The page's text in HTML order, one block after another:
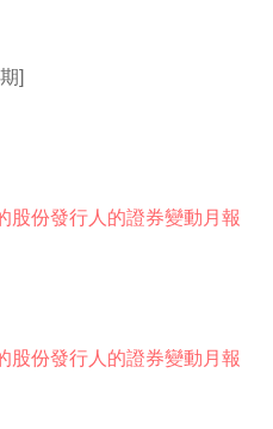
]
股份發行人的證券變動月報
股份發行人的證券變動月報